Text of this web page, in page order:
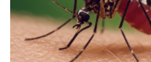
Süßwasseralge
dieser Gruppe bilden aus Zellfäden
mit scheibenförmiger Gestalt. Was
nächsten…